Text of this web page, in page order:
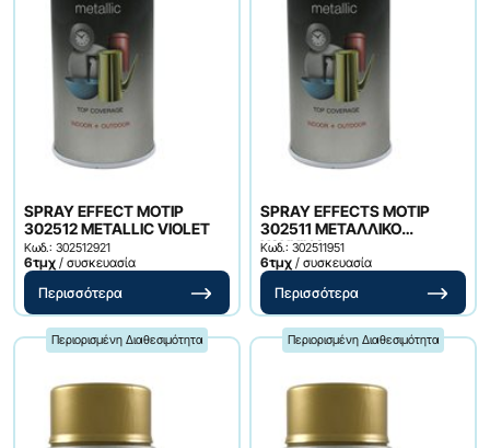
SPRAY EFFECT MOTIP
302512 METALLIC VIOLET
Κωδ.: 302512921
6τμχ / συσκευασία
Περισσότερα
SPRAY EFFECTS MOTIP
302511 ΜΕΤΑΛΛΙΚΟ
ΚΟΚΚΙΝΟ
Κωδ.: 302511951
6τμχ / συσκευασία
Περισσότερα
Περιορισμένη Διαθεσιμότητα Περιορισμένη Διαθεσιμότητα